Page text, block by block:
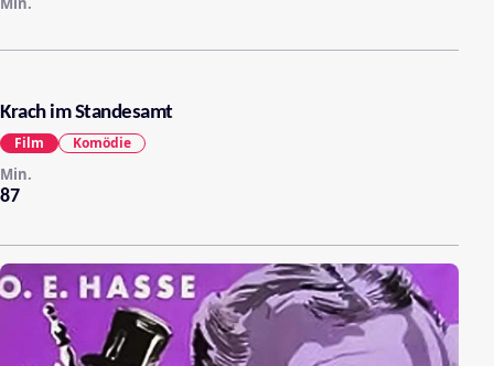
Krach im Standesamt
87
Min.
Film Komödie